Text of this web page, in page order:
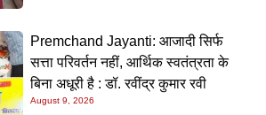
Premchand Jayanti: आजादी सिर्फ
सत्ता परिवर्तन नहीं, आर्थिक स्वतंत्रता के
बिना अधूरी है : डॉ. रवींद्र कुमार रवी
August 9, 2026